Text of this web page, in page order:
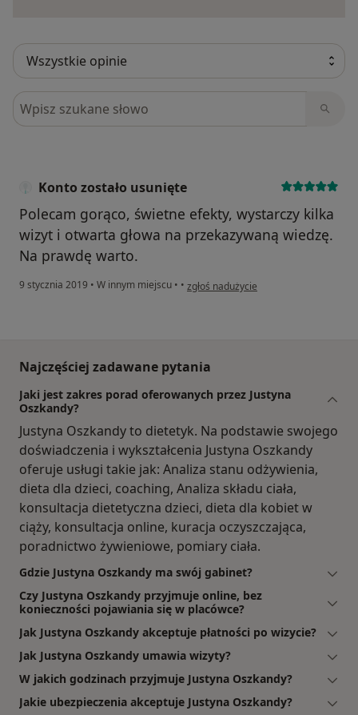
Szukaj w opiniach
Konto zostało usunięte
Polecam gorąco, świetne efekty, wystarczy kilka
wizyt i otwarta głowa na przekazywaną wiedzę.
Na prawdę warto.
9 stycznia 2019 • W innym miejscu • • w opinii użytkownika Konto zostało
zgłoś nadużycie
Najczęściej zadawane pytania
Jaki jest zakres porad oferowanych przez Justyna
Oszkandy?
Justyna Oszkandy to dietetyk. Na podstawie swojego
doświadczenia i wykształcenia Justyna Oszkandy
oferuje usługi takie jak: Analiza stanu odżywienia,
dieta dla dzieci, coaching, Analiza składu ciała,
konsultacja dietetyczna dzieci, dieta dla kobiet w
ciąży, konsultacja online, kuracja oczyszczająca,
poradnictwo żywieniowe, pomiary ciała.
Gdzie Justyna Oszkandy ma swój gabinet?
Czy Justyna Oszkandy przyjmuje online, bez
konieczności pojawiania się w placówce?
Jak Justyna Oszkandy akceptuje płatności po wizycie?
Jak Justyna Oszkandy umawia wizyty?
W jakich godzinach przyjmuje Justyna Oszkandy?
Jakie ubezpieczenia akceptuje Justyna Oszkandy?